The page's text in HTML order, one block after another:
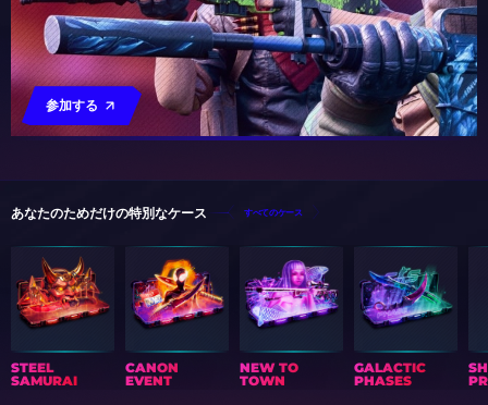
参加する
あなたのためだけの特別なケース すべてのケース
STEEL
SAMURAI
CANON
EVENT
NEW TO
TOWN
GALACTIC
PHASES